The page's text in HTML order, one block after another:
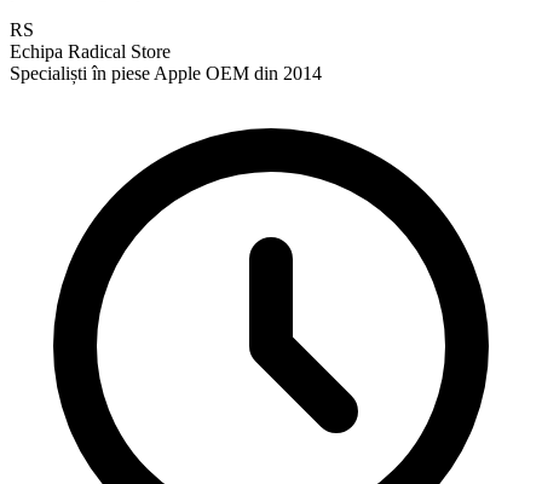
RS
Echipa Radical Store
Specialiști în piese Apple OEM din 2014